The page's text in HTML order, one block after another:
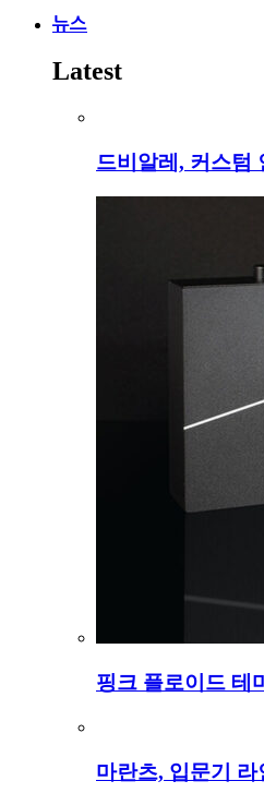
뉴스
Latest
드비알레, 커스텀
핑크 플로이드 테
마란츠, 입문기 라